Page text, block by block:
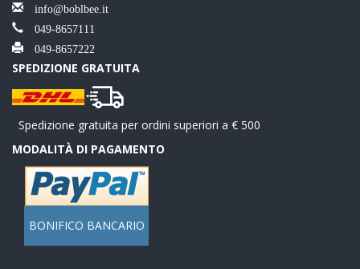
info@boblbee.it
049-8657111
049-8657222
SPEDIZIONE GRATUITA
Spedizione gratuita per ordini superiori a € 500
MODALITÀ DI PAGAMENTO
BONIFICO BANCARIO